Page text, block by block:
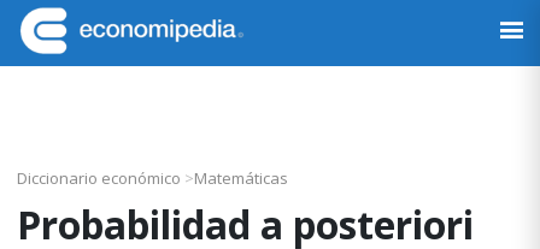
Saltar
a
la
Saltar
al
contenido
Saltar
a
la
Saltar
al
pie
Economipedia
Haciendo
Diccionario económico >Matemáticas
Probabilidad a posteriori